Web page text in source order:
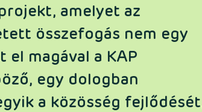
amelyet az
összefogás nem egy
magával a KAP
egy dologban
a közösség